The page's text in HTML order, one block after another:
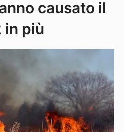
causato il
in più